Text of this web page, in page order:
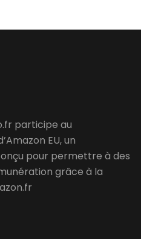
participe au
EU, un
pour permettre à des
grâce à la